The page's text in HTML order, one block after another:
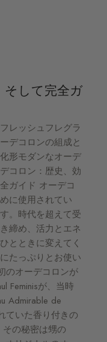
そして完全ガ
レッシュフレグラ
デコロンの組成と
形モダンなオーデ
コロン：歴史、効
ガイド オーデコ
に使用されてい
。時代を超えて受
締め、活力とエネ
とときに変えてく
たっぷりとお使い
のオーデコロンが
Feminisが、当時
Admirable de
ていた香り付きの
の秘密は甥の